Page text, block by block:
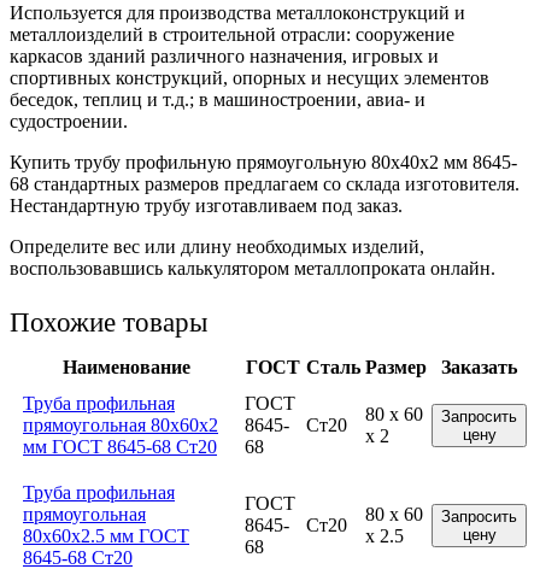
Используется для производства металлоконструкций и
металлоизделий в строительной отрасли: сооружение
каркасов зданий различного назначения, игровых и
спортивных конструкций, опорных и несущих элементов
беседок, теплиц и т.д.; в машиностроении, авиа- и
судостроении.
Купить трубу профильную прямоугольную 80х40х2 мм 8645-
68 стандартных размеров предлагаем со склада изготовителя.
Нестандартную трубу изготавливаем под заказ.
Определите вес или длину необходимых изделий,
воспользовавшись калькулятором металлопроката онлайн.
Похожие товары
Наименование ГОСТ Сталь Размер
Заказать
Труба профильная
прямоугольная 80x60x2
мм ГОСТ 8645-68 Ст20
ГОСТ
8645-
68
Ст20
80 x 60
x 2
Запросить
цену
Труба профильная
прямоугольная
80x60x2.5 мм ГОСТ
8645-68 Ст20
ГОСТ
8645-
68
Ст20
80 x 60
x 2.5
Запросить
цену